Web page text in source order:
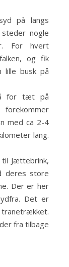
på langs
nogle
For hvert
og fik
lille busk på
for tæt på
med ca 2-4
lang.
Jættebrink,
deres store
Der er her
Det er
fra tilbage